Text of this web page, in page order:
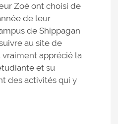
Zoé ont choisi de
de leur
de Shippagan
au site de
vraiment apprécié la
et su
des activités qui y